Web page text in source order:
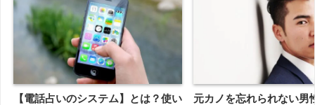
【電話占いのシステム】とは？使い
元カノを忘れられない男